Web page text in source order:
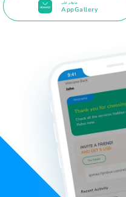
متوفر على
AppGallery